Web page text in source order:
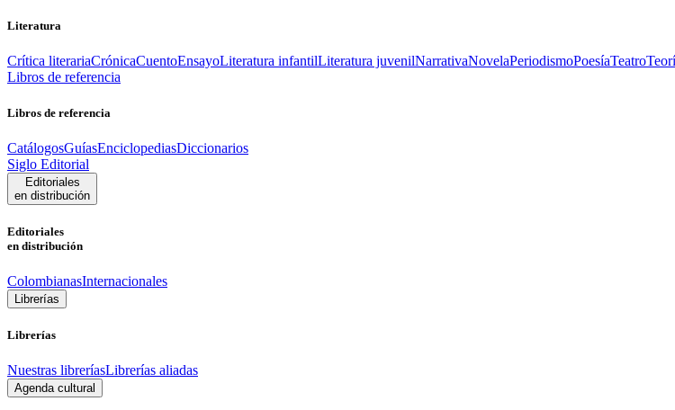
Literatura
Crítica literariaCrónicaCuentoEnsayoLiteratura infantilLiteratura juvenilNarrativaNovelaPeriodismoPoesíaTeatro
Libros de referencia
Libros de referencia
CatálogosGuíasEnciclopediasDiccionarios
Siglo Editorial
Editoriales
en distribución
Editoriales
en distribución
ColombianasInternacionales
Librerías
Librerías
Nuestras libreríasLibrerías aliadas
Agenda cultural